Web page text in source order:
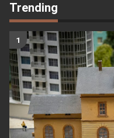
Trending